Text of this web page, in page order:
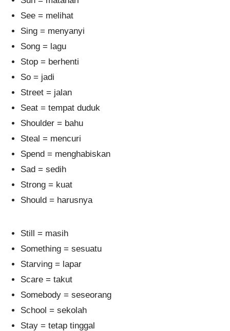
See = melihat
Sing = menyanyi
Song = lagu
Stop = berhenti
So = jadi
Street = jalan
Seat = tempat duduk
Shoulder = bahu
Steal = mencuri
Spend = menghabiskan
Sad = sedih
Strong = kuat
Should = harusnya
Still = masih
Something = sesuatu
Starving = lapar
Scare = takut
Somebody = seseorang
School = sekolah
Stay = tetap tinggal